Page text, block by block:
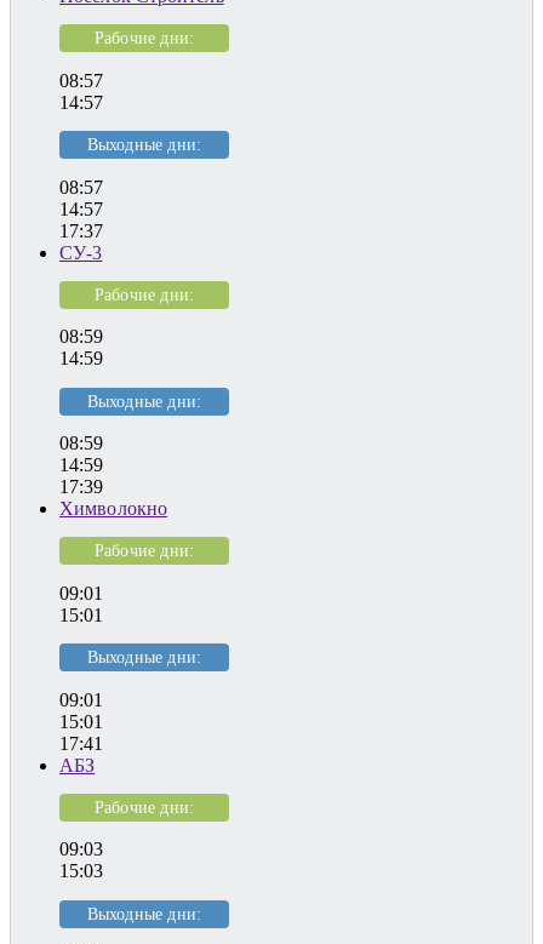
Рабочие дни:
08:57
14:57
Выходные дни:
08:57
14:57
17:37
СУ-3
Рабочие дни:
08:59
14:59
Выходные дни:
08:59
14:59
17:39
Химволокно
Рабочие дни:
09:01
15:01
Выходные дни:
09:01
15:01
17:41
АБЗ
Рабочие дни:
09:03
15:03
Выходные дни: